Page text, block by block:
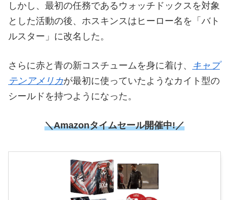
しかし、最初の任務であるウォッチドックスを対象
とした活動の後、ホスキンスはヒーロー名を「バト
ルスター」に改名した。
さらに赤と青の新コスチュームを身に着け、 キャプ
テンアメリカが最初に使っていたようなカイト型の
シールドを持つようになった。
＼Amazonタイムセール開催中!／